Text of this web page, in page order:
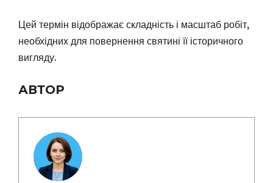
Цей термін відображає складність і масштаб робіт,
необхідних для повернення святині її історичного
вигляду.
АВТОР